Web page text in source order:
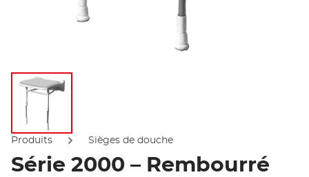
Afficher l'image
Produits Sièges de douche
Série 2000 – Rembourré